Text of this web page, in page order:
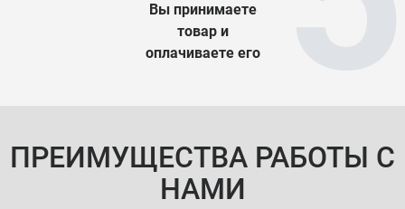
Вы принимаете
товар и
оплачиваете его
ПРЕИМУЩЕСТВА РАБОТЫ С
НАМИ